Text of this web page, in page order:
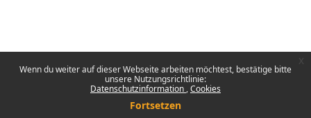
Wenn du weiter auf dieser Webseite arbeiten möchtest, bestätige bitte
unsere Nutzungsrichtlinie:
Datenschutzinformation Cookies
Fortsetzen